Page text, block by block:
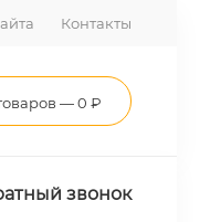
Контакты
— 0 ₽
звонок